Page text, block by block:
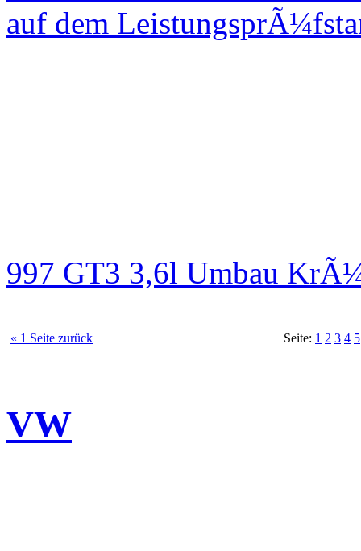
auf dem
997 GT3 3,6l Umbau
« 1 Seite zurück Seite: 1 2 3 4 5
VW